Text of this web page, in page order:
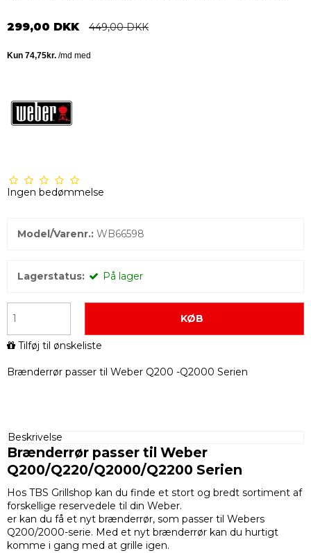
299,00 DKK 449,00 DKK
Ingen bedømmelse
Model/Varenr.: WB66598
Lagerstatus: På lager
KØB
Tilføj til ønskeliste
Brænderrør passer til Weber Q200 -Q2000 Serien
Beskrivelse
Brænderrør passer til Weber
Q200/Q220/Q2000/Q2200 Serien
Hos TBS Grillshop kan du finde et stort og bredt sortiment af
forskellige reservedele til din Weber.
er kan du få et nyt brænderrør, som passer til Webers
Q200/2000-serie. Med et nyt brænderrør kan du hurtigt
komme i gang med at grille igen.